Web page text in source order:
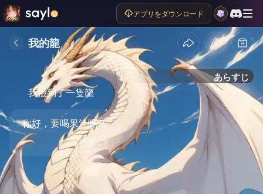
アプリをダウンロード
我的龍
あらすじ
我撿到了一隻龍
你好，要喝果汁嗎？